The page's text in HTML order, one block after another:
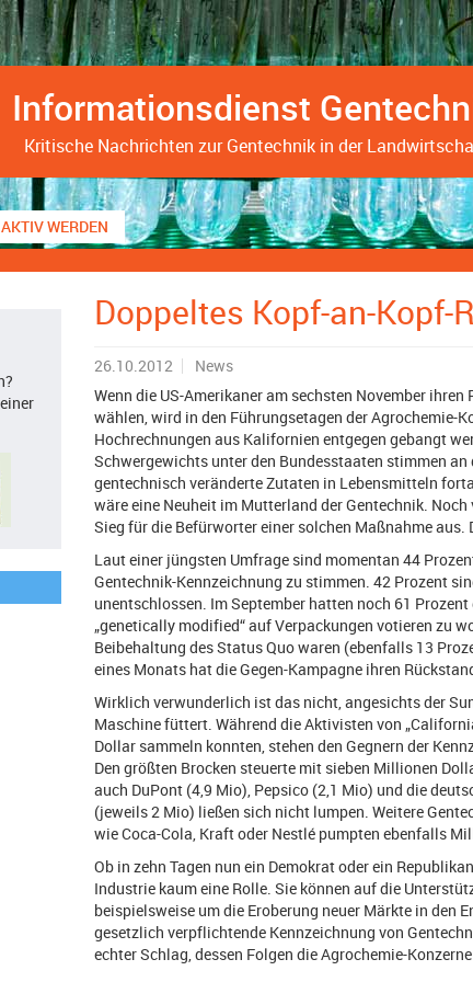
Informationsdienst
Kritische Nachrichten zur Gentechnik in der
AKTIV WERDEN
Doppeltes Kopf-an-Kopf-
26.10.2012
News
Wenn die US-Amerikaner am sechsten November
wählen, wird in den Führungsetagen der Agrochemie-
Hochrechnungen aus Kalifornien entgegen gebangt
Schwergewichts unter den Bundesstaaten stimmen an
gentechnisch veränderte Zutaten in Lebensmitteln
wäre eine Neuheit im Mutterland der Gentechnik.
Sieg für die Befürworter einer solchen Maßnahme aus.
Laut einer jüngsten Umfrage sind momentan 44
Gentechnik-Kennzeichnung zu stimmen. 42 Prozent
unentschlossen. Im September hatten noch 61
„genetically modified“ auf Verpackungen votieren zu
Beibehaltung des Status Quo waren (ebenfalls 13
eines Monats hat die Gegen-Kampagne ihren
Wirklich verwunderlich ist das nicht, angesichts der
Maschine füttert. Während die Aktivisten von
Dollar sammeln konnten, stehen den Gegnern der
Den größten Brocken steuerte mit sieben Millionen
auch DuPont (4,9 Mio), Pepsico (2,1 Mio) und die
(jeweils 2 Mio) ließen sich nicht lumpen. Weitere
wie Coca-Cola, Kraft oder Nestlé pumpten ebenfalls
Ob in zehn Tagen nun ein Demokrat oder ein
Industrie kaum eine Rolle. Sie können auf die
beispielsweise um die Eroberung neuer Märkte in den
gesetzlich verpflichtende Kennzeichnung von
echter Schlag, dessen Folgen die Agrochemie-